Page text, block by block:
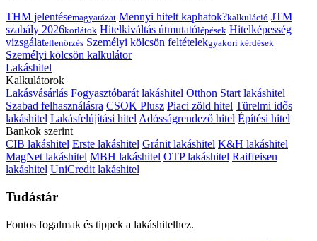
THM jelentésemagyarázat Mennyi hitelt kaphatok?kalkuláció JTM
szabály 2026korlátok Hitelkiváltás útmutatólépések Hitelképesség
vizsgálatellenőrzés Személyi kölcsön feltételekgyakori kérdések
Személyi kölcsön kalkulátor
Lakáshitel
Kalkulátorok
Lakásvásárlás Fogyasztóbarát lakáshitel Otthon Start lakáshitel
Szabad felhasználásra CSOK Plusz Piaci zöld hitel Türelmi idős
lakáshitel Lakásfelújítási hitelAdósságrendező hitel Építési hitel
Bankok szerint
CIB lakáshitel Erste lakáshitel Gránit lakáshitel K&H lakáshitel
MagNet lakáshitel MBH lakáshitel OTP lakáshitel Raiffeisen
lakáshitel UniCredit lakáshitel
Tudástár
Fontos fogalmak és tippek a lakáshitelhez.